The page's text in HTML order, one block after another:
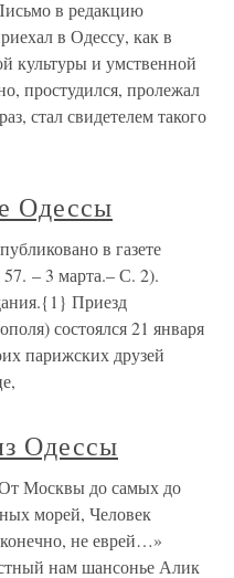
в редакцию
в Одессу, как в
культуры и умственной
простудился, пролежал
стал свидетелем такого
Одессы
в газете
– 3 марта.– С. 2).
Приезд
состоялся 21 января
парижских друзей
Одессы
Москвы до самых до
морей, Человек
не еврей…»
нам шансонье Алик